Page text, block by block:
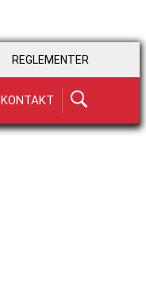
REGLEMENTER
KONTAKT